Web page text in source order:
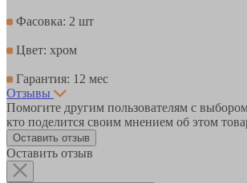
Фасовка: 2 шт
Цвет: хром
Гарантия: 12 мес
Отзывы
Помогите другим пользователям с
кто поделится своим мнением об этом
Оставить отзыв
Оставить отзыв